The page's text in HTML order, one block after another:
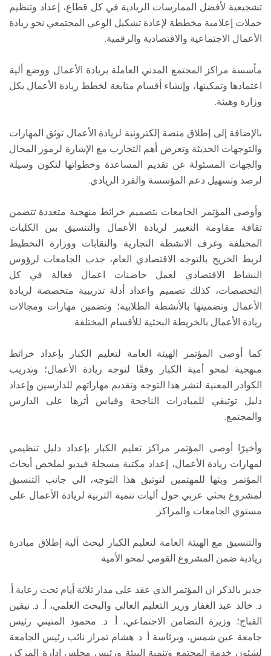
تشجيعية لأفضل الممارسات الريادية في كل قطاع، إعداد وتنظيم
حملات إعلامية مخططة لإعادة تشكيل الوعي المجتمعي نحو ريادة
الأعمال الاجتماعية والاقتصادية والرقمية.
مأسسة مراكز المجتمع المدني العاملة بريادة الأعمال ووضع ألية
اعتمادها وتمكينها، وإنشاء أقسام متابعة لخطط ريادة الأعمال بكل
وزارة وهيئة.
بالإضافة إلى إطلاق منصة إلكترونية لريادة الأعمال توثق المهارات
والتوجهات الحديثة وتعرض أهم التجارب مع الإشارة لرموز المجال
والجهات المسئولة عن تقديم المساعدة وخطواتها لتكون وسيلة
لرصد وتسهيل دعم المؤسسة والفرد الريادي.
وأوصى المؤتمر الجامعات بتصميم خرائط منهجية متعددة تتضمن
ثقافة مقاومة التغيير لريادة الأعمال والتنسيق بين الكليات
المختلفة وغرف الانشطة التجارية والنقابات ووزارة التخطيط
لربط الخريج بالتوجه الاقتصادي العام، جذب الجامعات لرؤوس
النشاط الاقتصادي لعمل حاضنات اعمال فعالة في كل
التخصصات، كذلك تصميم واعداد أدلة تدريبية متخصصة لريادة
الأعمال وتضمينها بالأنشطة الطلابية؛ وتضمين مهارات ومجالات
ريادة الأعمال بالخريطة البحثية للأقسام المختلفة.
كما أوصى المؤتمر الهيئة العامة لتعليم الكبار بإعداد خرائط
منهجية لمحو أمية الكبار وفقًا لتوجه ريادة الأعمال؛ وتدريب
الكوادر المعنية لنشر هذا التوجه وتقديم مهاراتهم للدارسين وإعداد
دليل توثيقي للمبادرات الناجحة وقياس أثرها على الدارس
والمجتمع.
وأخيرًا أوصى المؤتمر مراكز تعليم الكبار بإعداد دليل تنظيمي
لمهارات ريادة الأعمال، إعداد مكتبة مسجلة فيديو لملخص أبحاث
المؤتمر وبثها للمهتمين لتوثيق هذا التوجه، الي جانب التنسيق
لمشروع بحثي عربي حول أليات تنمية التربية لريادة الأعمال على
مستوي الجامعات والمراكز.
والتنسيق مع الهيئة العامة لتعليم الكبار لبحث آلية إطلاق مبادرة
ريادية ضمن المشروع القومي لمحو الأمية.
جدير بالذكر ان المؤتمر الذي عقد على مدار ثلاثة أيام تحت رعاية أ.
د. خالد عبد الغفار وزير التعليم العالي والبحث العلمي، أ. د. نيفين
القباج؛ وزيرة التضامن الاجتماعي، أ. د. محمود المتيني رئيس
جامعة عين شمس، وبرئاسة أ. د. هشام تمراز نائب رئيس الجامعة
لشئون خدمة المجتمع وتنمية البيئة ورئيس مجلس إدارة المركز،